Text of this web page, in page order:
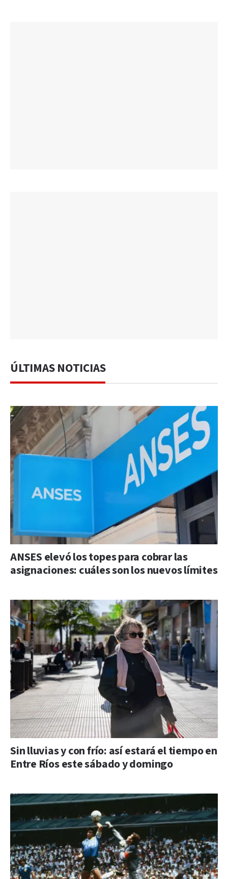
ÚLTIMAS NOTICIAS
ANSES elevó los topes para cobrar las
asignaciones: cuáles son los nuevos límites
Sin lluvias y con frío: así estará el tiempo en
Entre Ríos este sábado y domingo